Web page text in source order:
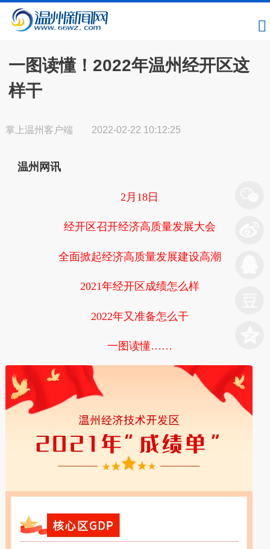
一图读懂！2022年温州经开区这
样干
掌上温州客户端 2022-02-22 10:12:25
温州网讯
2月18日
经开区召开经济高质量发展大会
全面掀起经济高质量发展建设高潮
2021年经开区成绩怎么样
2022年又准备怎么干
一图读懂……